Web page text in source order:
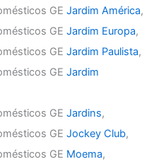
GEJardim América,
GEJardim Europa,
GEJardim Paulista,
GEJardim
GEJardins,
GEJockey Club,
GE Moema,